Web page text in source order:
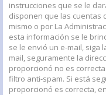
instrucciones que se le
disponen que las cuentas
mismo o por La
esta información se le
se le envió un e-mail, siga
mail, seguramente la
proporcionó no es
filtro anti-spam. Si está
proporcionó es correcta,